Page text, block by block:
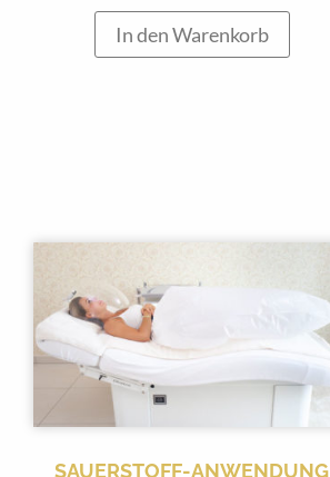
In den Warenkorb
SAUERSTOFF-ANWENDUNG